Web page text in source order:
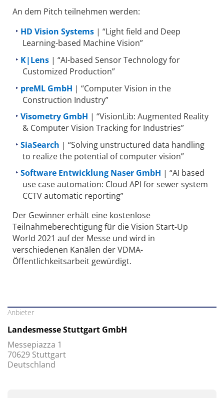
An dem Pitch teilnehmen werden:
HD Vision Systems | “Light field and Deep
Learning-based Machine Vision”
K|Lens | “AI-based Sensor Technology for
Customized Production”
preML GmbH | “Computer Vision in the
Construction Industry”
Visometry GmbH | “VisionLib: Augmented Reality
& Computer Vision Tracking for Industries”
SiaSearch | “Solving unstructured data handling
to realize the potential of computer vision”
Software Entwicklung Naser GmbH | “AI based
use case automation: Cloud API for sewer system
CCTV automatic reporting”
Der Gewinner erhält eine kostenlose
Teilnahmeberechtigung für die Vision Start-Up
World 2021 auf der Messe und wird in
verschiedenen Kanälen der VDMA-
Öffentlichkeitsarbeit gewürdigt.
Anbieter
Landesmesse Stuttgart GmbH
Messepiazza 1
70629 Stuttgart
Deutschland